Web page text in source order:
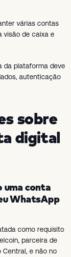
várias contas
visão de caixa e
da plataforma deve
autenticação
sobre
digital
uma conta
WhatsApp
como requisito
parceira de
Central, e não no